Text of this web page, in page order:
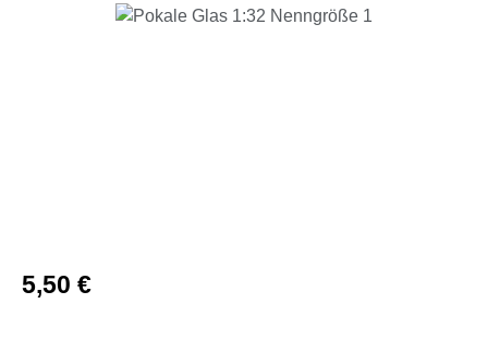
Bildergalerie überspringen
Regulärer Preis:
5,50 €